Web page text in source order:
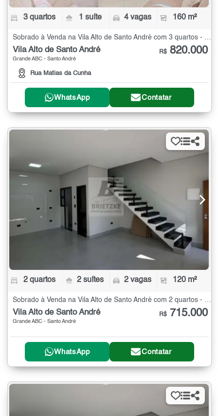
3 quartos 1 suíte 4 vagas 160 m²
Sobrado à Venda na Vila Alto de Santo André com 3 quartos - 160 m²
Vila Alto de Santo André
Grande ABC - Santo André
Rua Matias da Cunha
R$ 820.000
WhatsApp Contatar
2 quartos 2 suítes 2 vagas 120 m²
Sobrado à Venda na Vila Alto de Santo André com 2 quartos - 120 m²
Vila Alto de Santo André
Grande ABC - Santo André
R$ 715.000
WhatsApp Contatar